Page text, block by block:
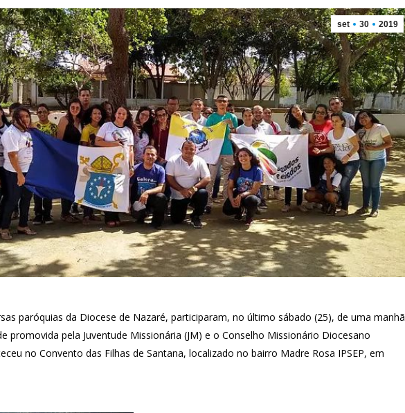
set 30 2019
paróquias da Diocese de Nazaré, participaram, no último sábado (25), de uma manhã
promovida pela Juventude Missionária (JM) e o Conselho Missionário Diocesano
no Convento das Filhas de Santana, localizado no bairro Madre Rosa IPSEP, em